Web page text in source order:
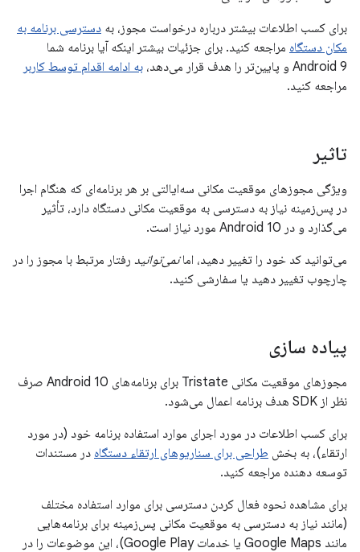
برای کسب اطلاعات بیشتر درباره درخواست مجوز، به دسترسی برنامه به
مکان دستگاه مراجعه کنید. برای جزئیات بیشتر اینکه آیا برنامه شما
Android 9 و پایین‌تر را هدف قرار می‌دهد،
به ادامه اقدام توسط کاربر
مراجعه کنید.
تاثیر
ویژگی مجوزهای موقعیت مکانی سه‌ایالتی بر هر برنامه‌ای که هنگام اجرا
در پس‌زمینه نیاز به دسترسی به موقعیت مکانی دستگاه دارد، تأثیر
می‌گذارد و در Android 10 مورد نیاز است.
می‌توانید کد خود را تغییر دهید، امانمی‌توانید رفتار مرتبط با مجوز را در
چارچوب تغییر دهید یا سفارشی کنید.
پیاده سازی
مجوزهای موقعیت مکانی Tristate برای برنامه‌های Android 10 صرف
نظر از SDK هدف برنامه اعمال می‌شود.
برای کسب اطلاعات در مورد اجرای موارد استفاده برنامه خود (در مورد
ارتقاء)، به بخش طراحی برای سناریوهای ارتقاء دستگاه در مستندات
توسعه دهنده مراجعه کنید.
برای مشاهده نحوه فعال کردن دسترسی برای موارد استفاده مختلف
(مانند نیاز به دسترسی به موقعیت مکانی پس‌زمینه برای برنامه‌هایی
مانند Google Maps یا خدمات Google Play)، این موضوعات را در